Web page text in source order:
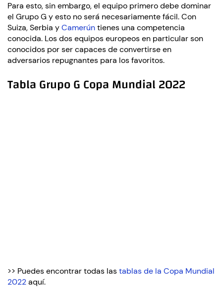
Para esto, sin embargo, el equipo primero debe dominar
el Grupo G y esto no será necesariamente fácil. Con
Suiza, Serbia yCamerúntienes una competencia
conocida. Los dos equipos europeos en particular son
conocidos por ser capaces de convertirse en
adversarios repugnantes para los favoritos.
Tabla Grupo G Copa Mundial 2022
>> Puedes encontrar todas lastablas de la Copa Mundial
2022aquí.